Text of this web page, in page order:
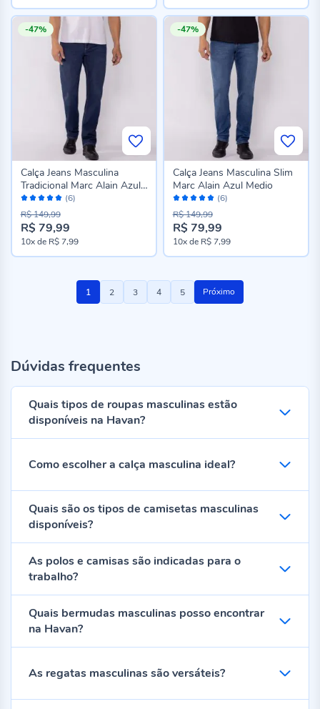
-47%
Avaliação:
100%
(6)
Calça Jeans Masculina
Tradicional Marc Alain Azul
Escuro
R$ 79,99
R$ 149,99
10xde R$ 7,99
-47%
Avaliação:
96%
(6)
Calça Jeans Masculina Slim
Marc Alain Azul Medio
R$ 79,99
R$ 149,99
10xde R$ 7,99
Página
Você
pagina
1 Página
2 Página
3 Página
4 Página
5 Próximo
Dúvidas frequentes
Quais tipos de roupas masculinas estão
disponíveis na Havan?
Como escolher a calça masculina ideal?
Quais são os tipos de camisetas masculinas
disponíveis?
As polos e camisas são indicadas para o
trabalho?
Quais bermudas masculinas posso encontrar
na Havan?
As regatas masculinas são versáteis?